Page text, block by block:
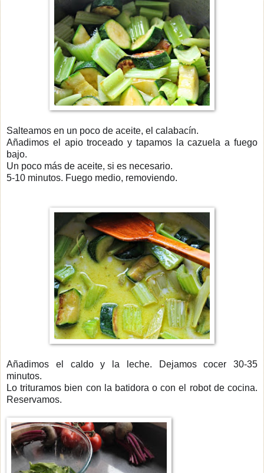
Salteamos en un poco de aceite, el calabacín.
Añadimos el apio troceado y tapamos la cazuela a fuego
bajo.
Un poco más de aceite, si es necesario.
5-10 minutos. Fuego medio, removiendo.
Añadimos el caldo y la leche. Dejamos cocer 30-35
minutos.
Lo trituramos bien con la batidora o con el robot de cocina.
Reservamos.